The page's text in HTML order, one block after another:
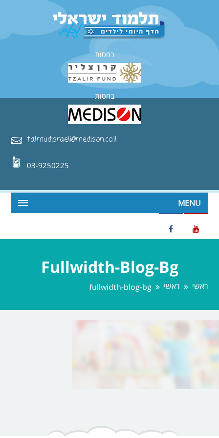
בחסות
בחסות
talmudisraeli@medison.co.il
03-9250225
MENU
Fullwidth-Blog-Bg
ראשי ראשי fullwidth-blog-bg